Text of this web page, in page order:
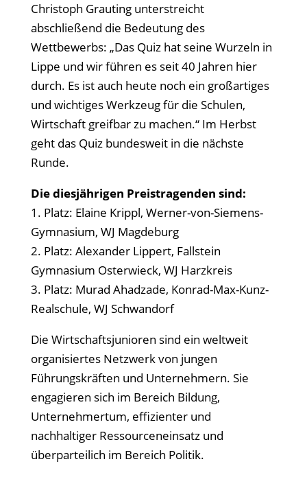
Christoph Grauting unterstreicht
abschließend die Bedeutung des
Wettbewerbs: „Das Quiz hat seine Wurzeln in
Lippe und wir führen es seit 40 Jahren hier
durch. Es ist auch heute noch ein großartiges
und wichtiges Werkzeug für die Schulen,
Wirtschaft greifbar zu machen.“ Im Herbst
geht das Quiz bundesweit in die nächste
Runde.
Die diesjährigen Preistragenden sind:
1. Platz: Elaine Krippl, Werner-von-Siemens-
Gymnasium, WJ Magdeburg
2. Platz: Alexander Lippert, Fallstein
Gymnasium Osterwieck, WJ Harzkreis
3. Platz: Murad Ahadzade, Konrad-Max-Kunz-
Realschule, WJ Schwandorf
Die Wirtschaftsjunioren sind ein weltweit
organisiertes Netzwerk von jungen
Führungskräften und Unternehmern. Sie
engagieren sich im Bereich Bildung,
Unternehmertum, effizienter und
nachhaltiger Ressourceneinsatz und
überparteilich im Bereich Politik.